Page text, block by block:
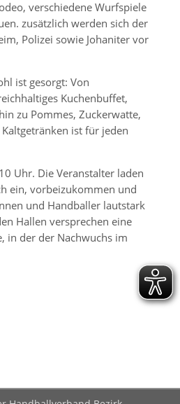
verschiedene Wurfspiele
zusätzlich werden sich der
Polizei sowie Johaniter vor
ist gesorgt: Von
Kuchenbuffet,
zu Pommes, Zuckerwatte,
ist für jeden
Uhr. Die Veranstalter laden
ein, vorbeizukommen und
und Handballer lautstark
Hallen versprechen eine
in der der Nachwuchs im